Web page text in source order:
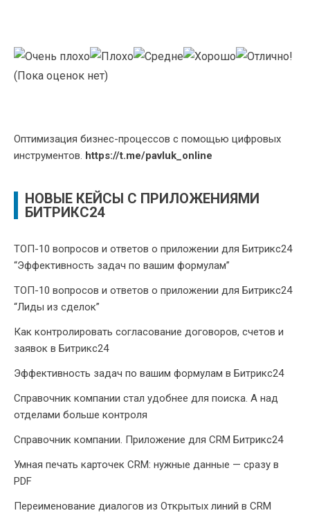
(Пока оценок нет)
Оптимизация бизнес-процессов с помощью цифровых
инструментов. https://t.me/pavluk_online
НОВЫЕ КЕЙСЫ С ПРИЛОЖЕНИЯМИ
БИТРИКС24
ТОП-10 вопросов и ответов о приложении для Битрикс24
“Эффективность задач по вашим формулам”
ТОП-10 вопросов и ответов о приложении для Битрикс24
“Лиды из сделок”
Как контролировать согласование договоров, счетов и
заявок в Битрикс24
Эффективность задач по вашим формулам в Битрикс24
Справочник компании стал удобнее для поиска. А над
отделами больше контроля
Справочник компании. Приложение для CRM Битрикс24
Умная печать карточек CRM: нужные данные — сразу в
PDF
Переименование диалогов из Открытых линий в CRM